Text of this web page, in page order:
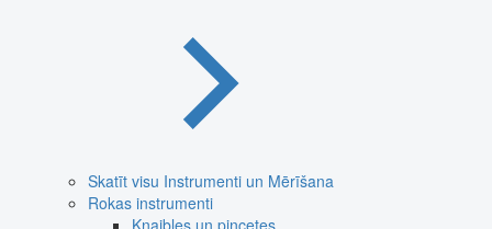
Skatīt visu Instrumenti un Mērīšana
Rokas instrumenti
Knaibles un pincetes